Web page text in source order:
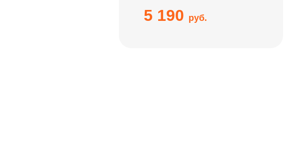
5 190 руб.